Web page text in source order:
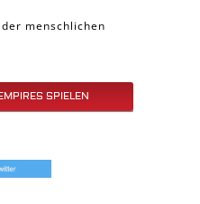
menschlichen
SPIELEN